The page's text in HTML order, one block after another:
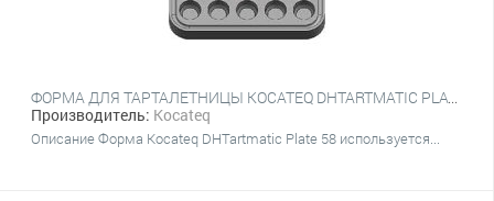
ФОРМА ДЛЯ ТАРТАЛЕТНИЦЫ KOCATEQ DHTARTMATIC PLATE 58 (КРУГЛЫЕ, ВЕРХНИЙ Ø 53 ММ, НИЖНИЙ Ø 39 ММ, 20 ШТ.)
Производитель: Kocateq
Описание Форма Kocateq DHTartmatic Plate 58 используется...